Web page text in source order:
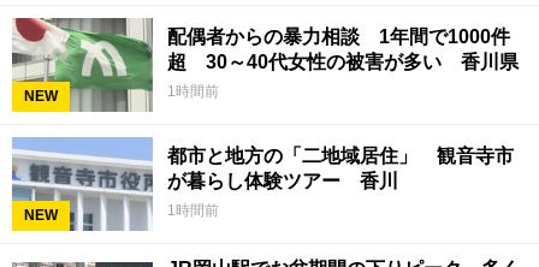
NEW
配偶者からの暴力相談 1年間で1000件
超 30～40代女性の被害が多い 香川県
1時間前
NEW
都市と地方の「二地域居住」 観音寺市
が暮らし体験ツアー 香川
1時間前